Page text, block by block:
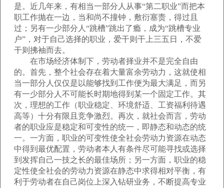
是。近几年来，有相当一部分人从事“第二职业”而把本
职工作抛在一边，当和尚不撞钟，敷衍塞责，得过且
过；另有一少部分人“跳槽”跳出了瘾，成为“跳槽专业
户”，对于自己选择的职业，爱干则干上三五日，不爱
干则拂袖而去。
在市场经济体制下，劳动者择业并不是完全自由
的。首先，整个社会存在着大量富余劳动力，这就使相
当一部分人仅仅是以能够找到工作便为最大满足，而另
有一少部分人不可能长时期地得到某一个固定工作。其
次，理想的工作（职业稳定、环境舒适、工资福利待遇
高等）十分有限且竞争激烈。再次，就社会而言，劳动
者的职业应是稳定和可变性的统一，即静态和动态的统
一。一方面，职业的可变性使全社会劳动力资源在动态
中得到最优配置，劳动者本人有条件尽可能寻找或选择
到发挥自己一技之长的最佳场所；另一方面，职业的稳
定性使全社会的劳动力资源在静态中求得相对平衡，有
利于劳动者在自己岗位上深入钻研业务，不断提高专业